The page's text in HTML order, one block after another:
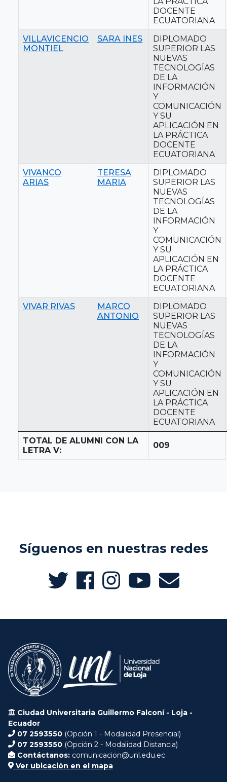
DOCENTE
ECUATORIANA
VILLAVICENCIO
MONTIEL
SARA INES
DIPLOMADO
SUPERIOR LAS
NUEVAS
TECNOLOGÍAS
DE LA
INFORMACIÓN
Y
COMUNICACIÓN
Y SU
APLICACIÓN EN
LA PRÁCTICA
DOCENTE
ECUATORIANA
VIVANCO
ARIAS
TERESA
MARIA
DIPLOMADO
SUPERIOR LAS
NUEVAS
TECNOLOGÍAS
DE LA
INFORMACIÓN
Y
COMUNICACIÓN
Y SU
APLICACIÓN EN
LA PRÁCTICA
DOCENTE
ECUATORIANA
VIVAR RIVAS
MARCO
ANTONIO
DIPLOMADO
SUPERIOR LAS
NUEVAS
TECNOLOGÍAS
DE LA
INFORMACIÓN
Y
COMUNICACIÓN
Y SU
APLICACIÓN EN
LA PRÁCTICA
DOCENTE
ECUATORIANA
TOTAL DE ALUMNI CON LA
LETRA V:
009
Síguenos en nuestras redes
Ciudad Universitaria Guillermo Falconí - Loja -
Ecuador
07 2593550 (Opción 1 - Modalidad Presencial)
07 2593550 (Opción 2 - Modalidad Distancia)
Contáctanos: comunicacion@unl.edu.ec
Ver ubicación en el mapa